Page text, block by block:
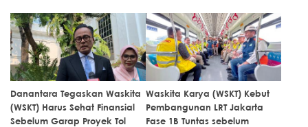
Danantara Tegaskan Waskita
(WSKT) Harus Sehat Finansial
Sebelum Garap Proyek Tol
Waskita Karya (WSKT) Kebut
Pembangunan LRT Jakarta
Fase 1B Tuntas sebelum